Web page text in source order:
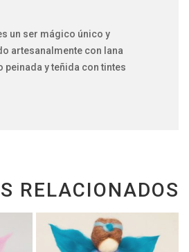
un ser mágico único y
artesanalmente con lana
peinada y teñida con tintes
RELACIONADOS